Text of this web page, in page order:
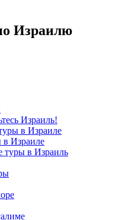
Израилю
Израиль!
в Израиле
Израиле
туры в Израиль